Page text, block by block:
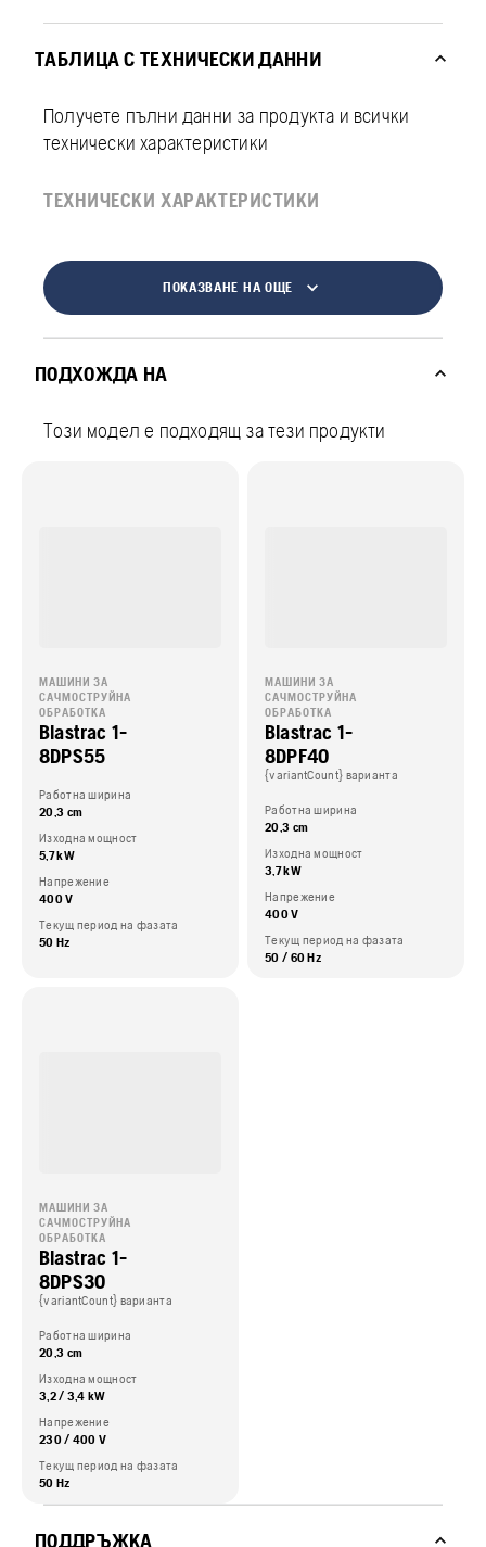
ТАБЛИЦА С ТЕХНИЧЕСКИ ДАННИ
Получете пълни данни за продукта и всички
технически характеристики
ТЕХНИЧЕСКИ ХАРАКТЕРИСТИКИ
ПОКАЗВАНЕ НА ОЩЕ
ПОДХОЖДА НА
Този модел е подходящ за тези продукти
МАШИНИ ЗА
САЧМОСТРУЙНА
ОБРАБОТКА
Blastrac 1-
8DPS55
Работна ширина
20,3 cm
Изходна мощност
5,7 kW
Напрежение
400 V
Текущ период на фазата
50 Hz
МАШИНИ ЗА
САЧМОСТРУЙНА
ОБРАБОТКА
Blastrac 1-
8DPF40
{variantCount} варианта
Работна ширина
20,3 cm
Изходна мощност
3,7 kW
Напрежение
400 V
Текущ период на фазата
50 / 60 Hz
МАШИНИ ЗА
САЧМОСТРУЙНА
ОБРАБОТКА
Blastrac 1-
8DPS30
{variantCount} варианта
Работна ширина
20,3 cm
Изходна мощност
3,2 / 3,4 kW
Напрежение
230 / 400 V
Текущ период на фазата
50 Hz
ПОДДРЪЖКА